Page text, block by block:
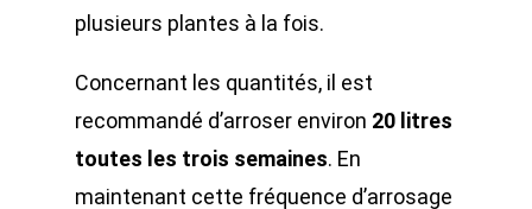
plusieurs plantes à la fois.
Concernant les quantités, il est
recommandé d’arroser environ 20 litres
toutes les trois semaines. En
maintenant cette fréquence d’arrosage